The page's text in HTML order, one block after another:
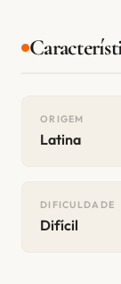
ORIGEM
Latina
DIFICULDADE
Difícil